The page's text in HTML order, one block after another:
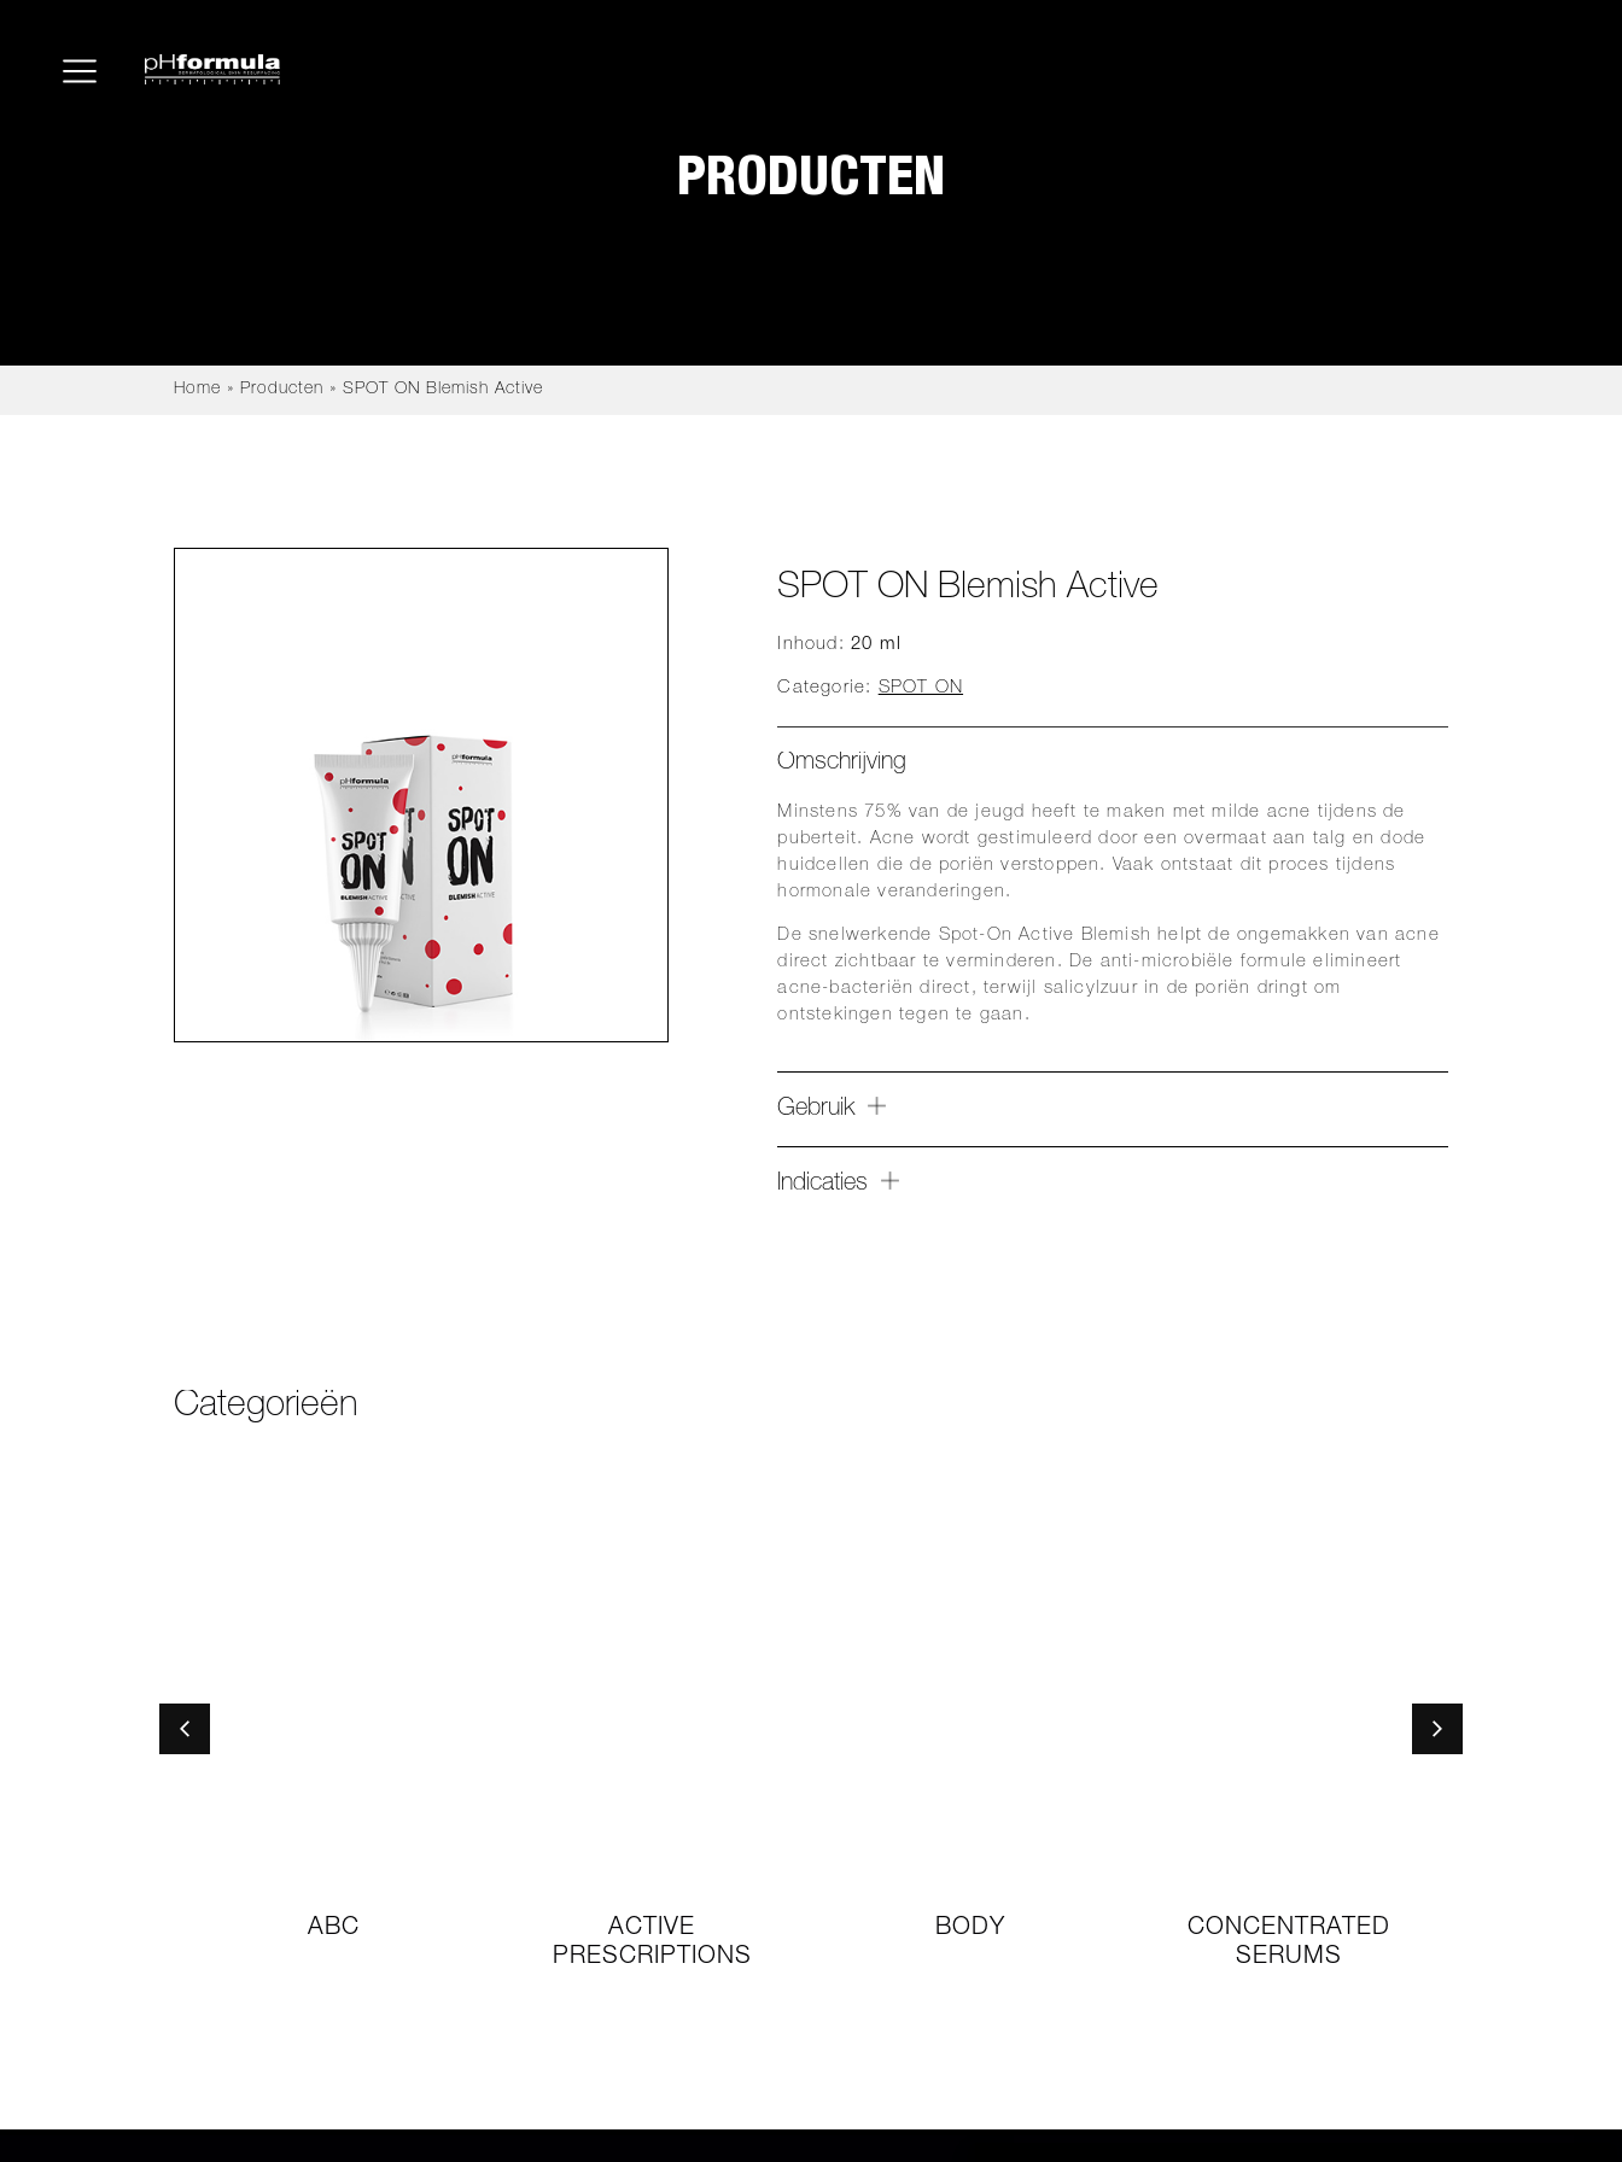
PRODUCTEN
Home »Producten »SPOT ON Blemish Active
SPOT ON Blemish Active
Inhoud: 20 ml
Categorie: SPOT ON
Omschrijving
Minstens 75% van de jeugd heeft te maken met milde acne tijdens de
puberteit. Acne wordt gestimuleerd door een overmaat aan talg en dode
huidcellen die de poriën verstoppen. Vaak ontstaat dit proces tijdens
hormonale veranderingen.
De snelwerkende Spot-On Active Blemish helpt de ongemakken van acne
direct zichtbaar te verminderen. De anti-microbiële formule elimineert
acne-bacteriën direct, terwijl salicylzuur in de poriën dringt om
ontstekingen tegen te gaan.
Gebruik
Indicaties
Categorieën
ABC
ACTIVE
PRESCRIPTIONS
BODY
CONCENTRATED
SERUMS